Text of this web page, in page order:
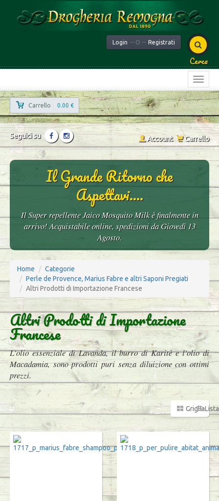
Login -- O -- Registrati
Cerca
Carrello 0.00 €
Seguici su Account Carrello
Il Grande Ritorno che
Aspettavi....
Il Super repellente Jaico Mosquito Milk è finalmente in
arrivo! Acquistabile online, spedizioni da Giovedì 13
Agosto.
Home
Categorie
Perle de Provence, Marius Fabre e altri Saponi Pregiati
Altri Prodotti di Importazione Francese
Altri Prodotti di Importazione
Francese
L'olio essenziale di Lavanda, il burro di Karitè e l'olio di
Macadamia, sono prodotti puri senza diluizione con ottimi
prezzi.
GrigliaLista